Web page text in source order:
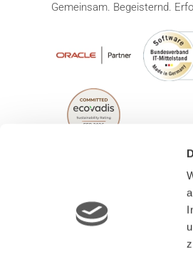
Gemeinsam. Begeisternd.
© CURSOR Software AG 2026